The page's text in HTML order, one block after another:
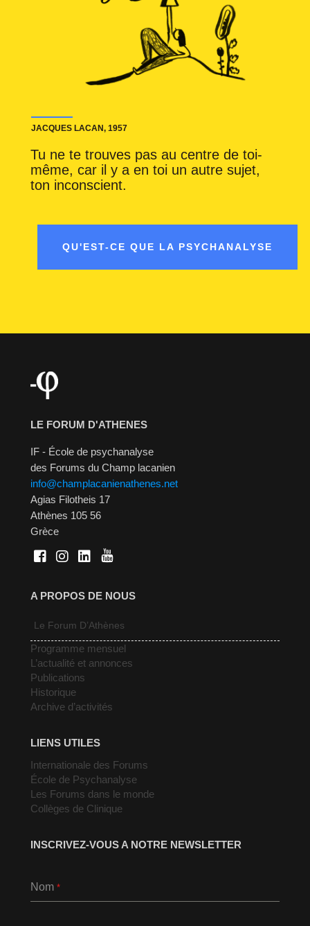
JACQUES LACAN, 1957
Tu ne te trouves pas au centre de toi-
même, car il y a en toi un autre sujet,
ton inconscient.
QU'EST-CE QUE LA PSYCHANALYSE
LE FORUM D'ATHENES
IF - École de psychanalyse
des Forums du Champ lacanien
info@champlacanienathenes.net
Agias Filotheis 17
Athènes 105 56
Grèce
A PROPOS DE NOUS
Le Forum D’Athènes
Programme mensuel
L’actualité et annonces
Publications
Historique
Archive d’activités
LIENS UTILES
Internationale des Forums
École de Psychanalyse
Les Forums dans le monde
Collèges de Clinique
INSCRIVEZ-VOUS A NOTRE NEWSLETTER
Nom *